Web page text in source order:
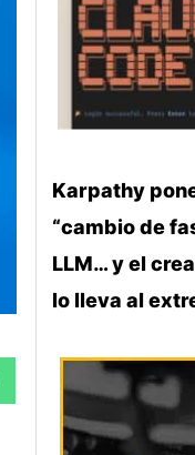
Karpathy
“cambio de
LLM… y el
lo lleva al